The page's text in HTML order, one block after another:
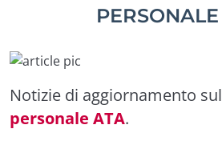
Notizie di aggiornamento
personale ATA.